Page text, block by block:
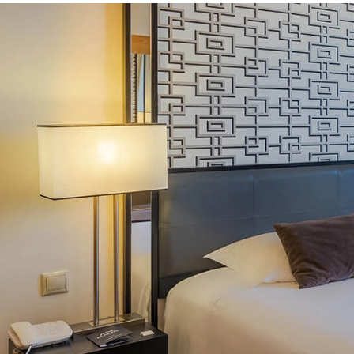
SONDERANGEBOTE